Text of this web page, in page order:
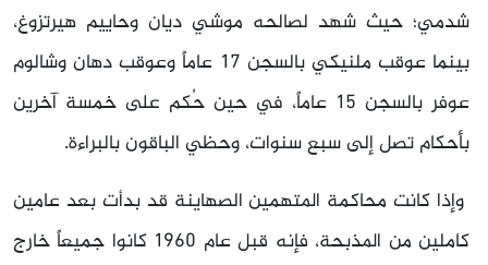
شدمي؛ حيث شهد لصالحه موشي ديان وحاييم هيرتزوغ،
بينما عوقب ملنيكي بالسجن 17 عاماً وعوقب دهان وشالوم
عوفر بالسجن 15 عاماً، في حين حُكم على خمسة آخرين
بأحكام تصل إلى سبع سنوات، وحظي الباقون بالبراءة.
وإذا كانت محاكمة المتهمين الصهاينة قد بدأت بعد عامين
كاملين من المذبحة، فإنه قبل عام 1960 كانوا جميعاً خارج